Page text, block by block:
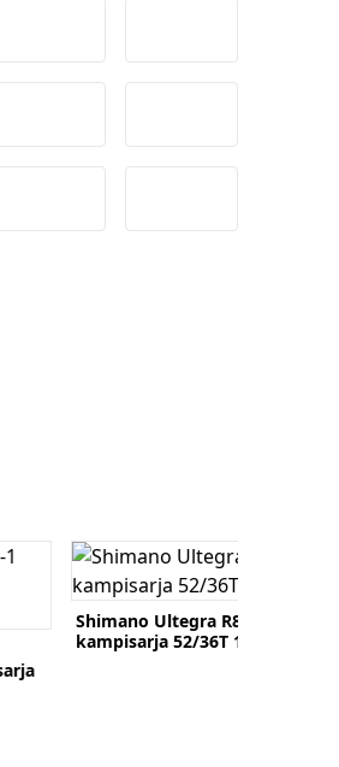
Katso tuote
Shimano FC-TY501-2 8/7v
kampisarja